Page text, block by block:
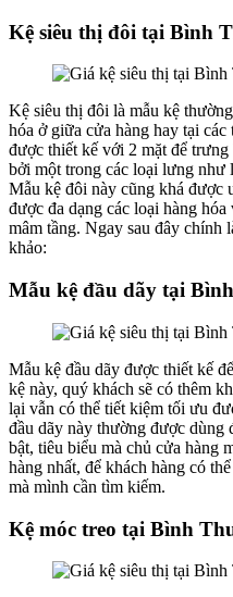
Kệ siêu thị đôi tại Bình
Kệ siêu thị đôi là mẫu kệ
hóa ở giữa cửa hàng hay tại
được thiết kế với 2 mặt để
bởi một trong các loại lưng
Mẫu kệ đôi này cũng khá được
được đa dạng các loại hàng
mâm tầng. Ngay sau đây chính
khảo:
Mẫu kệ đầu dãy tại
Mẫu kệ đầu dãy được thiết kế
kệ này, quý khách sẽ có thêm
lại vẫn có thể tiết kiệm tối ưu
đầu dãy này thường được dùng
bật, tiêu biểu mà chủ cửa hàng
hàng nhất, để khách hàng có
mà mình cần tìm kiếm.
Kệ móc treo tại Bình